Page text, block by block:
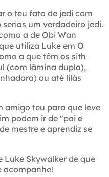
o teu fato de jedi com
serias um verdadeiro jedi.
a de Obi Wan
utiliza Luke em O
a que têm os sith
(com lâmina dupla),
ou até lilás
amigo teu para que leve
podem ir de "pai e
mestre e aprendiz se
Luke Skywalker de que
acompanhe!